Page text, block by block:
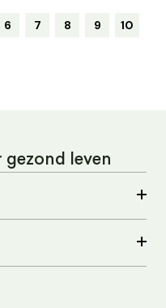
6 7 8 9
10
gezond leven